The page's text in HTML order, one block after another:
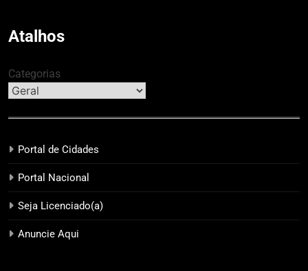
Atalhos
Categorias
Portal de Cidades
Portal Nacional
Seja Licenciado(a)
Anuncie Aqui